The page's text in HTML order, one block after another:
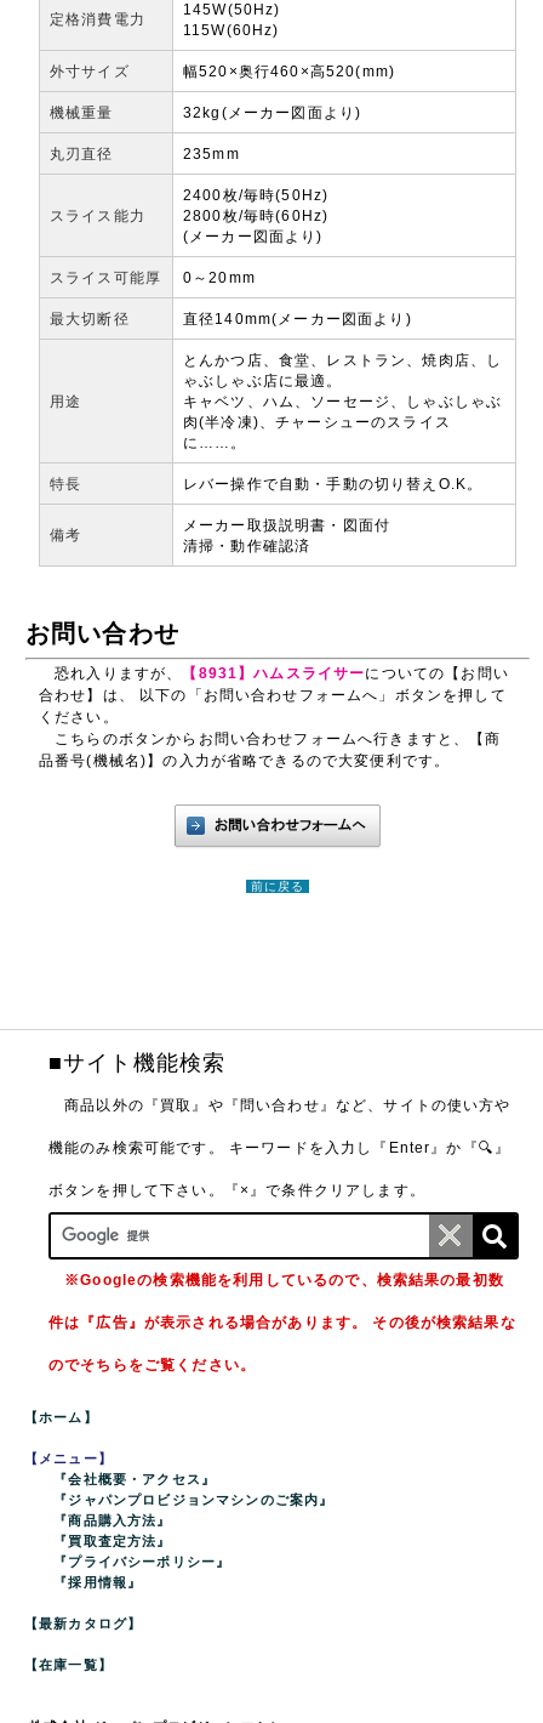
定格消費電力
145W(50Hz)
115W(60Hz)
外寸サイズ 幅520×奥行460×高520(mm)
機械重量 32kg(メーカー図面より)
丸刃直径 235mm
スライス能力
2400枚/毎時(50Hz)
2800枚/毎時(60Hz)
(メーカー図面より)
スライス可能厚 0～20mm
最大切断径 直径140mm(メーカー図面より)
用途
とんかつ店、食堂、レストラン、焼肉店、し
ゃぶしゃぶ店に最適。
キャベツ、ハム、ソーセージ、しゃぶしゃぶ
肉(半冷凍)、チャーシューのスライス
に……。
特長 レバー操作で自動・手動の切り替えO.K。
備考
メーカー取扱説明書・図面付
清掃・動作確認済
お問い合わせ
恐れ入りますが、 【8931】ハムスライサーについての【お問い
合わせ】は、 以下の「お問い合わせフォームへ」ボタンを押して
ください。
こちらのボタンからお問い合わせフォームへ行きますと、【商
品番号(機械名)】の入力が省略できるので大変便利です。
前に戻る
■サイト機能検索
商品以外の『買取』や『問い合わせ』など、サイトの使い方や
機能のみ検索可能です。 キーワードを入力し『Enter』か『🔍』
ボタンを押して下さい。『×』で条件クリアします。
※Googleの検索機能を利用しているので、検索結果の最初数
件は『広告』が表示される場合があります。 その後が検索結果な
のでそちらをご覧ください。
【ホーム】
【メニュー】
『会社概要・アクセス』
『ジャパンプロビジョンマシンのご案内』
『商品購入方法』
『買取査定方法』
『プライバシーポリシー』
『採用情報』
【最新カタログ】
【在庫一覧】